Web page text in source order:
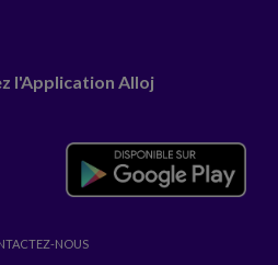
l'Application Alloj
NOUS